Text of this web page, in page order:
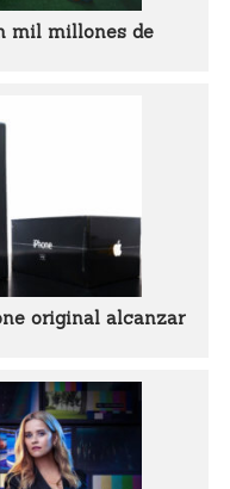
mil millones de
original alcanzar